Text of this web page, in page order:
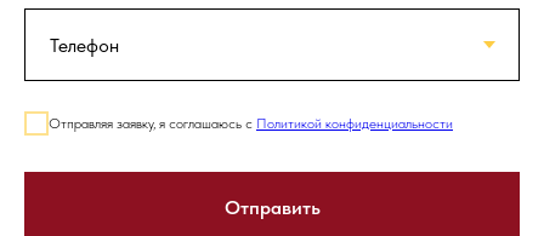
Отправляя заявку, я соглашаюсь с Политикой конфиденциальности
Отправить